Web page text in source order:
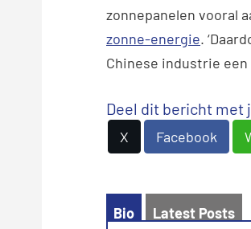
zonnepanelen vooral
zonne-energie.
Chinese industrie een
Deel dit bericht met
X Facebook
Bio
Latest Posts